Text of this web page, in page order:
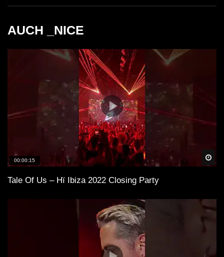
AUCH _NICE
00:00:15
Tale Of Us – Hï Ibiza 2022 Closing Party